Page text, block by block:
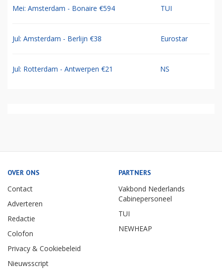
Mei: Amsterdam - Bonaire €594 TUI
Jul: Amsterdam - Berlijn €38 Eurostar
Jul: Rotterdam - Antwerpen €21 NS
OVER ONS
Contact
Adverteren
Redactie
Colofon
Privacy & Cookiebeleid
Nieuwsscript
PARTNERS
Vakbond Nederlands
Cabinepersoneel
TUI
NEWHEAP